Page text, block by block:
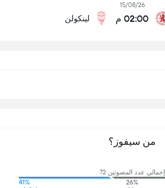
15/08/26
02:00 م لينكولن
من سيفوز؟
إجمالي عدد المصوتين 72
26%
41%